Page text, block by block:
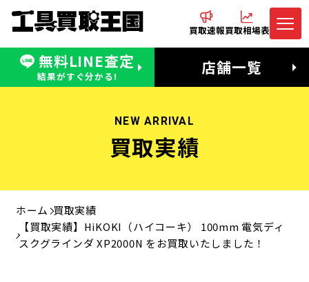
買取速報買取相場表
無料LINE査定
結果がすぐ分かる! 店舗一覧
無料LINE査定
受付：11:00〜19:00 木曜定休日
電話でお問合わせ
営業時間：11:00〜20:00
NEW ARRIVAL
買取実績
ホーム 買取実績
【買取実績】HiKOKI（ハイコーキ） 100mm 電気ディ
スクグラインダ XP2000N をお買取いたしました！